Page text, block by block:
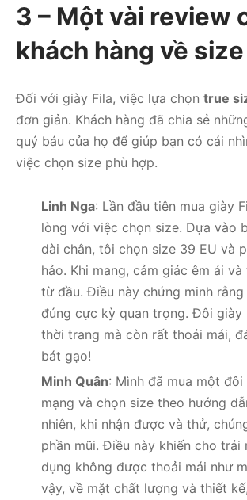
3 – Một vài review
khách hàng về
Đối với giày Fila, việc lựa chọn true
đơn giản. Khách hàng đã chia sẻ
quý báu của họ để giúp bạn có cái
việc chọn size phù hợp.
Linh Nga: Lần đầu tiên mua giày
lòng với việc chọn size. Dựa vào
dài chân, tôi chọn size 39 EU và
hảo. Khi mang, cảm giác êm ái
từ đầu. Điều này chứng minh
đúng cực kỳ quan trọng. Đôi giày
thời trang mà còn rất thoải mái,
bát gạo!
Minh Quân: Mình đã mua một
mạng và chọn size theo hướng
nhiên, khi nhận được và thử,
phần mũi. Điều này khiến cho trải
dụng không được thoải mái như
vậy, về mặt chất lượng và thiết